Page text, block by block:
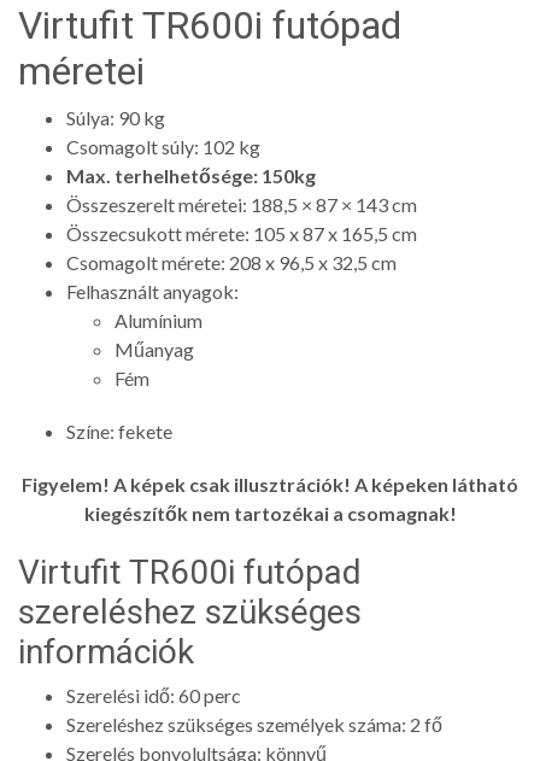
Virtufit TR600i futópad
méretei
Súlya: 90 kg
Csomagolt súly: 102 kg
Max. terhelhetősége: 150kg
Összeszerelt méretei: 188,5 × 87 × 143 cm
Összecsukott mérete: 105 x 87 x 165,5 cm
Csomagolt mérete: 208 x 96,5 x 32,5 cm
Felhasznált anyagok:
Alumínium
Műanyag
Fém
Színe: fekete
Figyelem! A képek csak illusztrációk! A képeken látható
kiegészítők nem tartozékai a csomagnak!
Virtufit TR600i futópad
szereléshez szükséges
információk
Szerelési idő: 60 perc
Szereléshez szükséges személyek száma: 2 fő
Szerelés bonyolultsága: könnyű